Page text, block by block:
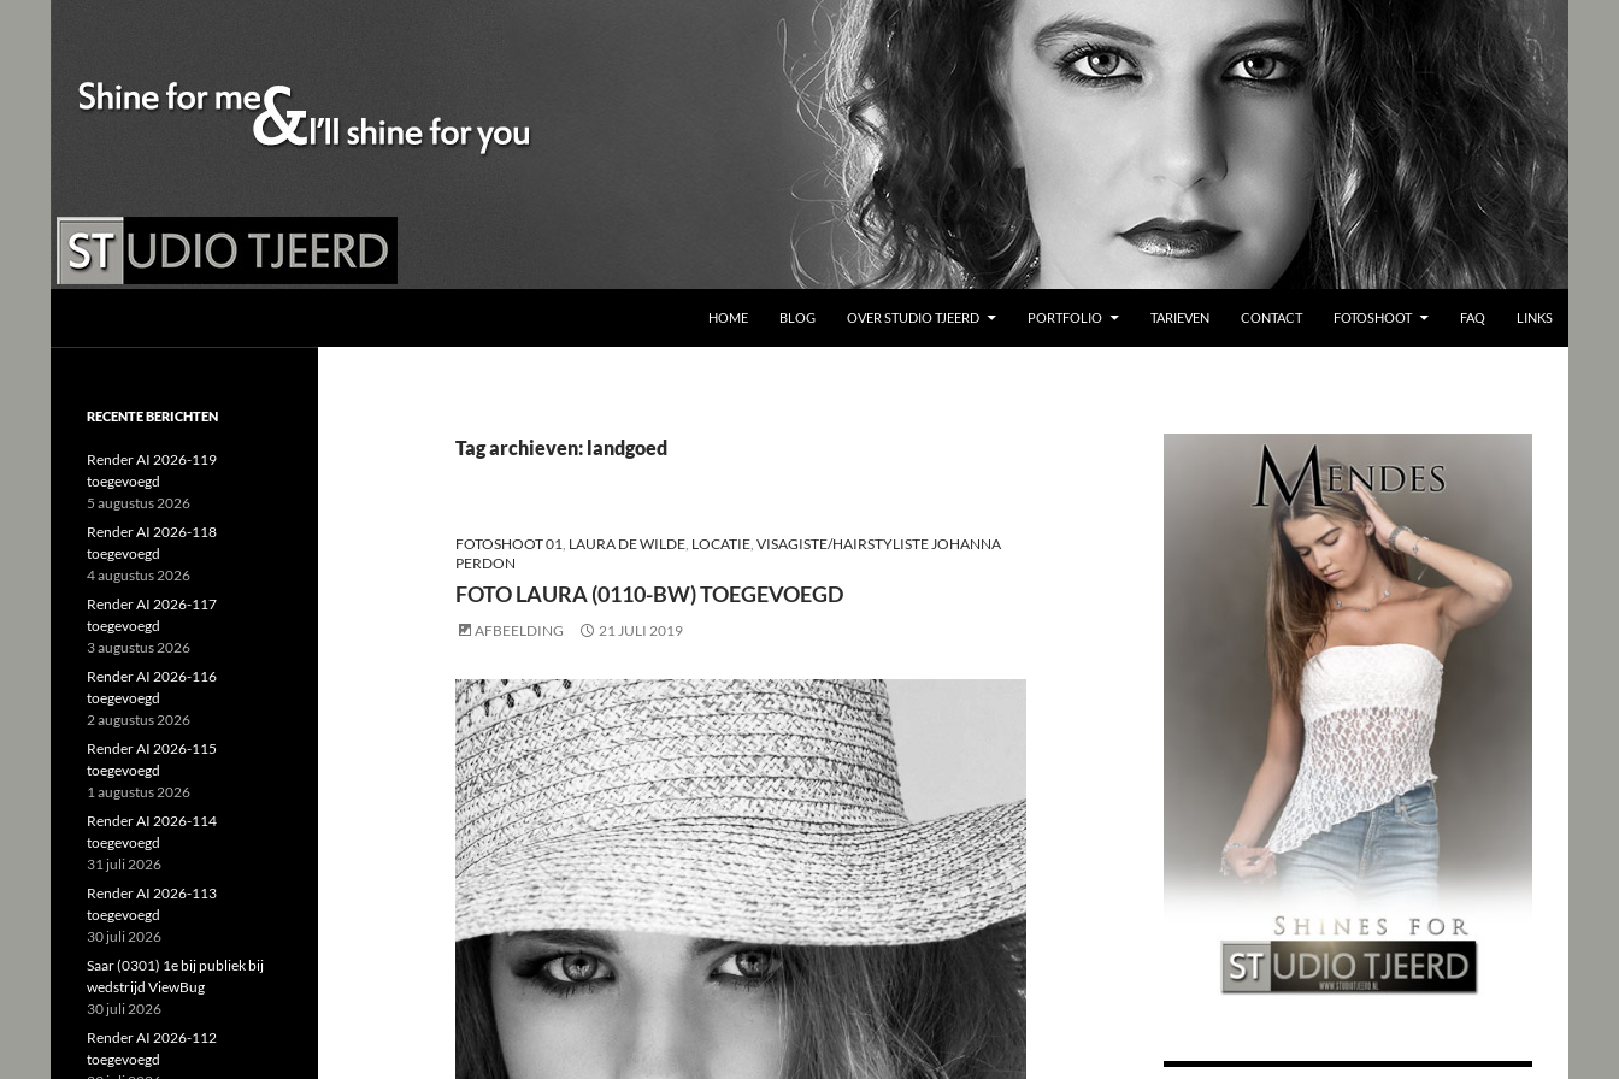
HOME
BLOG OVER STUDIO TJEERD PORTFOLIO TARIEVEN CONTACT FOTOSHOOT FAQ LINKS
Tag archieven: landgoed
FOTOSHOOT 01, LAURA DE WILDE, LOCATIE, VISAGISTE/HAIRSTYLISTE JOHANNA
PERDON
FOTO LAURA (0110-BW) TOEGEVOEGD
AFBEELDING 21 JULI 2019
RECENTE BERICHTEN
Render AI 2026-119
toegevoegd
5 augustus 2026
Render AI 2026-118
toegevoegd
4 augustus 2026
Render AI 2026-117
toegevoegd
3 augustus 2026
Render AI 2026-116
toegevoegd
2 augustus 2026
Render AI 2026-115
toegevoegd
1 augustus 2026
Render AI 2026-114
toegevoegd
31 juli 2026
Render AI 2026-113
toegevoegd
30 juli 2026
Saar (0301) 1e bij publiek bij
wedstrijd ViewBug
30 juli 2026
Render AI 2026-112
toegevoegd